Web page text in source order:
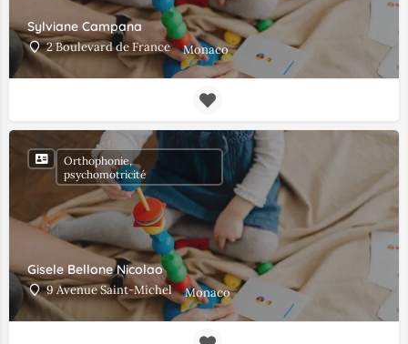
Sylviane Campana
2 Boulevard de France Monaco
Gisele Bellone Nicolao
9 Avenue Saint-Michel Monaco
Orthophonie,
psychomotricité